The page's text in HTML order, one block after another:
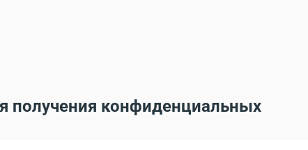
получения конфиденциальных